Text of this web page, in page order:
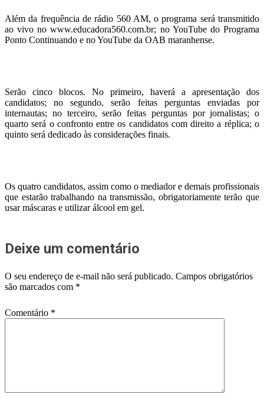
Além da frequência de rádio 560 AM, o programa será transmitido
ao vivo no www.educadora560.com.br; no YouTube do Programa
Ponto Continuando e no YouTube da OAB maranhense.
Serão cinco blocos. No primeiro, haverá a apresentação dos
candidatos; no segundo, serão feitas perguntas enviadas por
internautas; no terceiro, serão feitas perguntas por jornalistas; o
quarto será o confronto entre os candidatos com direito a réplica; o
quinto será dedicado às considerações finais.
Os quatro candidatos, assim como o mediador e demais profissionais
que estarão trabalhando na transmissão, obrigatoriamente terão que
usar máscaras e utilizar álcool em gel.
Deixe um comentário
O seu endereço de e-mail não será publicado. Campos obrigatórios
são marcados com *
Comentário *